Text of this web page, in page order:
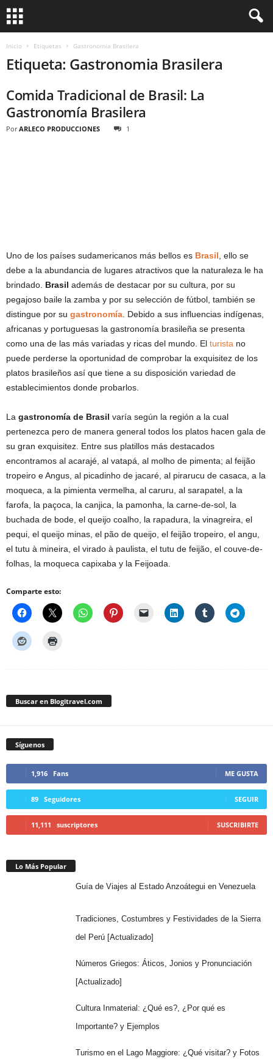
Inicio Etiquetas Gastronomia Brasilera
Etiqueta: Gastronomia Brasilera
Comida Tradicional de Brasil: La
Gastronomía Brasilera
Por ARLECO PRODUCCIONES 1
Uno de los países sudamericanos más bellos es Brasil , ello se
debe a la abundancia de lugares atractivos que la naturaleza le ha
brindado. Brasil además de destacar por su cultura, por su
pegajoso baile la zamba y por su selección de fútbol, también se
distingue por su gastronomía . Debido a sus influencias indígenas,
africanas y portuguesas la gastronomía brasileña se presenta
como una de las más variadas y ricas del mundo. El turista no
puede perderse la oportunidad de comprobar la exquisitez de los
platos brasileños así que tiene a su disposición variedad de
establecimientos donde probarlos.
La gastronomía de Brasil varía según la región a la cual
pertenezca pero de manera general todos los platos hacen gala de
su gran exquisitez. Entre sus platillos más destacados
encontramos al acarajé, al vatapá, al molho de pimenta; al feijão
tropeiro e Angus, al picadinho de jacaré, al pirarucu de casaca, a la
moqueca, a la pimienta vermelha, al caruru, al sarapatel, a la
farofa, la paçoca, la canjica, la pamonha, la carne-de-sol, la
buchada de bode, el queijo coalho, la rapadura, la vinagreira, el
pequi, el queijo minas, el pão de queijo, el feijão tropeiro, el angu,
el tutu à mineira, el virado à paulista, el tutu de feijão, el couve-de-
folhas, la moqueca capixaba y la Feijoada.
Comparte esto:
Buscar en Blogitravel.com
Síguenos
1,916 Fans ME GUSTA
89 Seguidores SEGUIR
11,111 suscriptores SUSCRIBIRTE
Lo Más Popular
Guía de Viajes al Estado Anzoátegui en Venezuela
Tradiciones, Costumbres y Festividades de la Sierra
del Perú [Actualizado]
Números Griegos: Áticos, Jonios y Pronunciación
[Actualizado]
Cultura Inmaterial: ¿Qué es?, ¿Por qué es
Importante? y Ejemplos
Turismo en el Lago Maggiore: ¿Qué visitar? y Fotos